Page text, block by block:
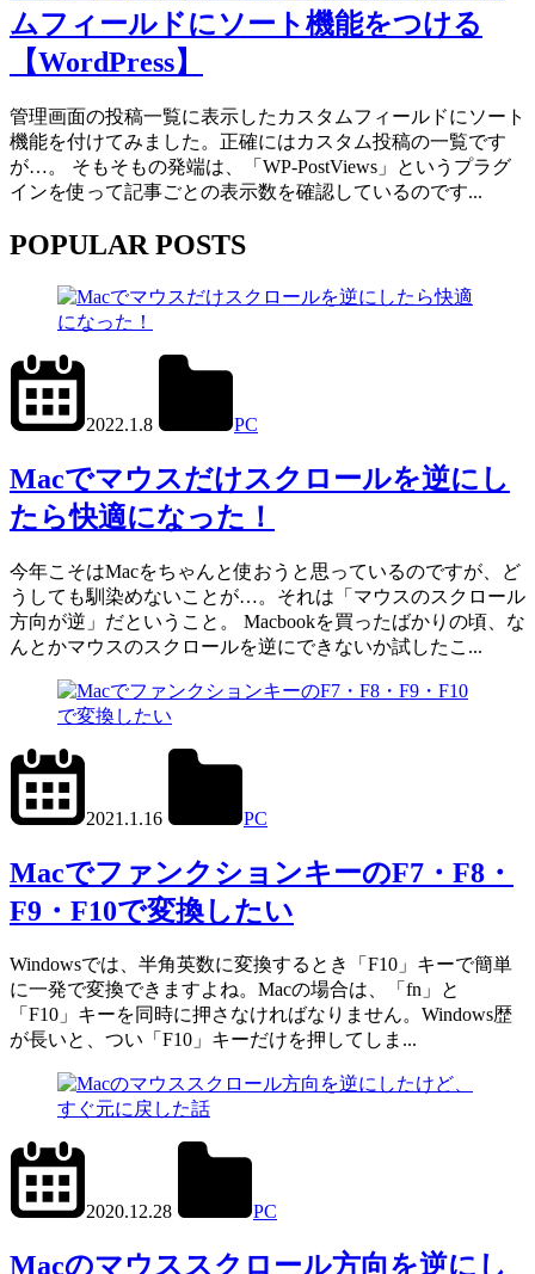
面
ムフィールドにソート機能をつける
【WordPress】
管理画面の投稿一覧に表示したカスタムフィールドにソート
機能を付けてみました。正確にはカスタム投稿の一覧です
が…。 そもそもの発端は、「WP-PostViews」というプラグ
インを使って記事ごとの表示数を確認しているのです...
POPULAR POSTS
2022.1.8
PC
Reverser
Macでマウスだけスクロールを逆にし
たら快適になった！
今年こそはMacをちゃんと使おうと思っているのですが、ど
うしても馴染めないことが…。それは「マウスのスクロール
方向が逆」だということ。 Macbookを買ったばかりの頃、な
んとかマウスのスクロールを逆にできないか試したこ...
2021.1.16
PC
MacでファンクションキーのF7・F8・
F9・F10で変換したい
Windowsでは、半角英数に変換するとき「F10」キーで簡単
に一発で変換できますよね。Macの場合は、「fn」と
「F10」キーを同時に押さなければなりません。Windows歴
が長いと、つい「F10」キーだけを押してしま...
2020.12.28
PC
Macのマウススクロール方向を逆にし